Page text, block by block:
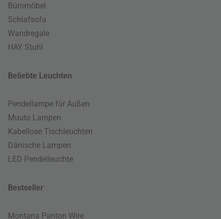
Büromöbel
Schlafsofa
Wandregale
HAY Stuhl
Beliebte Leuchten
Pendellampe für Außen
Muuto Lampen
Kabellose Tischleuchten
Dänische Lampen
LED Pendelleuchte
Bestseller
Montana Panton Wire